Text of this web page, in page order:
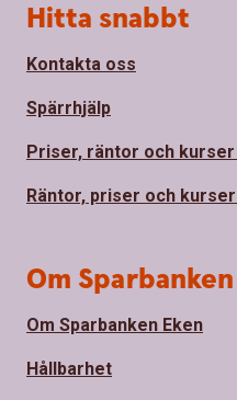
Sidfot
Hitta snabbt
Kontakta oss
Spärrhjälp
Priser, räntor och
Räntor, priser och
Om
Om Sparbanken Eken
Hållbarhet